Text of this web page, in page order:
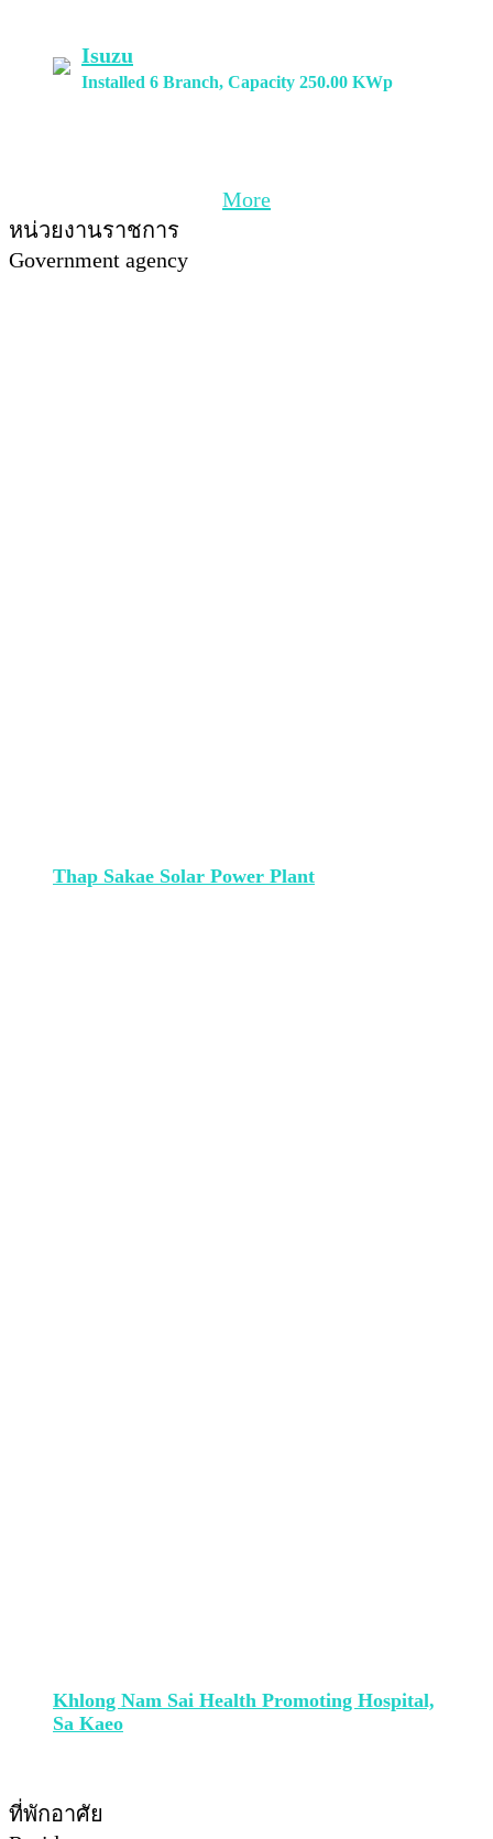
Isuzu
Installed 6 Branch, Capacity 250.00 KWp
More
หน่วยงานราชการ
Government agency
Thap Sakae Solar Power Plant
Khlong Nam Sai Health Promoting Hospital,
Sa Kaeo
ที่พักอาศัย